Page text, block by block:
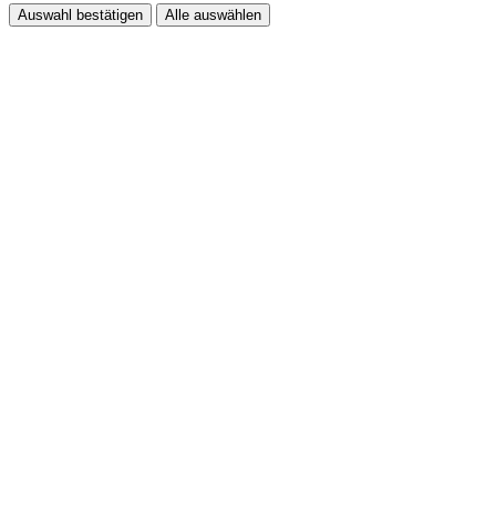
Auswahl bestätigen Alle auswählen